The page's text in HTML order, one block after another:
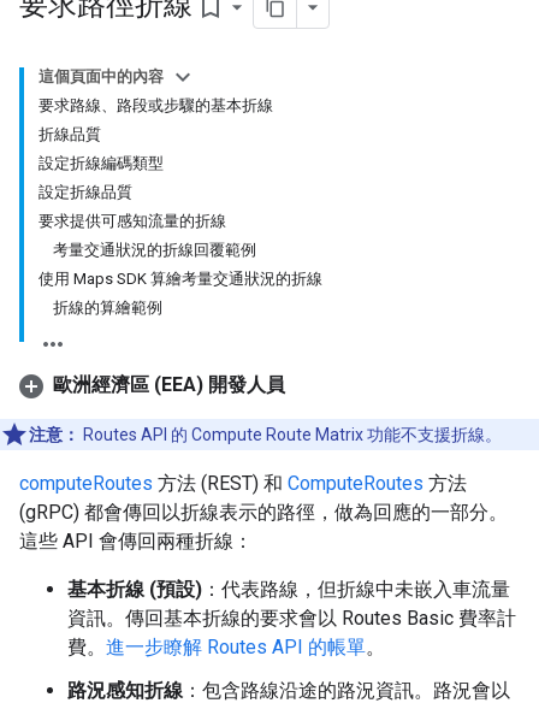
bookmark_border
這個頁面中的內容
要求路線、路段或步驟的基本折線
折線品質
設定折線編碼類型
設定折線品質
要求提供可感知流量的折線
考量交通狀況的折線回覆範例
使用 Maps SDK 算繪考量交通狀況的折線
折線的算繪範例
歐洲經濟區 (EEA) 開發人員
注意： Routes API 的 Compute Route Matrix 功能不支援折線。
computeRoutes 方法 (REST) 和 ComputeRoutes 方法
(gRPC) 都會傳回以折線表示的路徑，做為回應的一部分。
這些 API 會傳回兩種折線：
基本折線 (預設) ：代表路線，但折線中未嵌入車流量
資訊。傳回基本折線的要求會以 Routes Basic 費率計
費。 進一步瞭解 Routes API 的帳單。
路況感知折線 ：包含路線沿途的路況資訊。路況會以